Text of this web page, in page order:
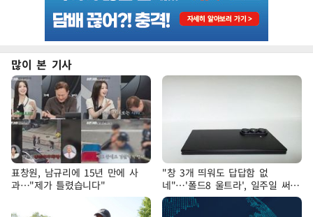
많이 본 기사
표창원, 남규리에 15년 만에 사
과…"제가 틀렸습니다"
"창 3개 띄워도 답답함 없
네"…'폴드8 울트라', 일주일 써보
니